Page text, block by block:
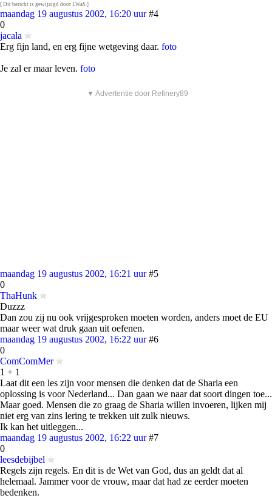
[ Dit bericht is gewijzigd door LWaS ]
maandag 19 augustus 2002, 16:20 uur #4
0
jacala
Erg fijn land, en erg fijne wetgeving daar. foto
Je zal er maar leven. foto
▼ Advertentie door Refinery89
maandag 19 augustus 2002, 16:21 uur #5
0
ThaHunk
Duzzz
Dan zou zij nu ook vrijgesproken moeten worden, anders moet de EU
maar weer wat druk gaan uit oefenen.
maandag 19 augustus 2002, 16:22 uur #6
0
ComComMer
1 + 1
Laat dit een les zijn voor mensen die denken dat de Sharia een
oplossing is voor Nederland... Dan gaan we naar dat soort dingen toe...
Maar goed. Mensen die zo graag de Sharia willen invoeren, lijken mij
niet erg van zins lering te trekken uit zulk nieuws.
Ik kan het uitleggen...
maandag 19 augustus 2002, 16:22 uur #7
0
leesdebijbel
Regels zijn regels. En dit is de Wet van God, dus an geldt dat al
helemaal. Jammer voor de vrouw, maar dat had ze eerder moeten
bedenken.